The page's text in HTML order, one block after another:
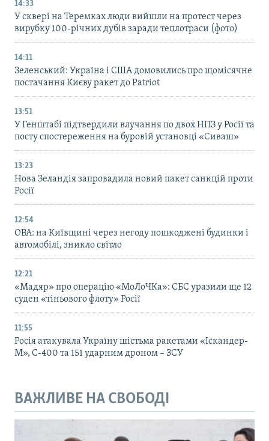
14:33
У сквері на Теремках люди вийшли на протест через
вирубку 100-річних дубів заради теплотраси (фото)
14:11
Зеленський: Україна і США домовились про щомісячне
постачання Києву ракет до Patriot
13:51
У Генштабі підтвердили влучання по двох НПЗ у Росії та
посту спостереження на буровій установці «Сиваш»
13:23
Нова Зеландія запровадила новий пакет санкцій проти
Росії
12:54
ОВА: на Київщині через негоду пошкоджені будинки і
автомобілі, зникло світло
12:21
«Мадяр» про операцію «МоЛоЧКа»: СБС уразили ще 12
суден «тіньового флоту» Росії
11:55
Росія атакувала Україну шістьма ракетами «Іскандер-
М», С-400 та 151 ударним дроном – ЗСУ
ВАЖЛИВЕ НА СВОБОДІ